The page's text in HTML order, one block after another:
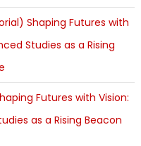
Shaping Futures with
Studies as a Rising
Futures with Vision:
as a Rising Beacon